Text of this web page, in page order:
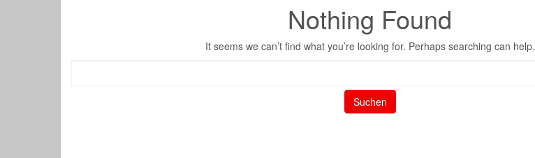
Nothing Found
It seems we can’t find what you’re looking for. Perhaps searching can help.